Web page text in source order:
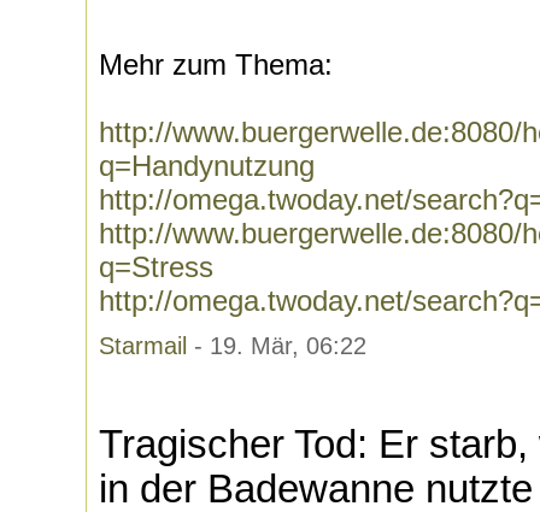
Mehr zum Thema:
http://www.buergerwelle.de:8080/
q=Handynutzung
http://omega.twoday.net/
http://www.buergerwelle.de:8080/
q=Stress
http://omega.twoday.net/
Starmail - 19. Mär, 06:22
Tragischer Tod: Er
in der Badewanne nutzte